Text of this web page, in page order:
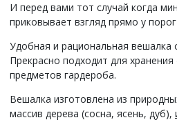
И перед вами тот случай когда
приковывает взгляд прямо у
Удобная и рациональная вешалка
Прекрасно подходит для
предметов гардероба.
Вешалка изготовлена из
массив дерева (сосна, ясень, дуб),